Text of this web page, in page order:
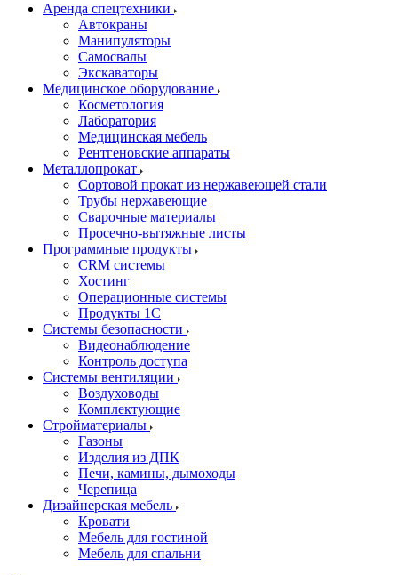
Аренда спецтехники
Автокраны
Манипуляторы
Самосвалы
Экскаваторы
Медицинское оборудование
Косметология
Лаборатория
Медицинская мебель
Рентгеновские аппараты
Металлопрокат
Сортовой прокат из нержавеющей стали
Трубы нержавеющие
Сварочные материалы
Просечно-вытяжные листы
Программные продукты
CRM системы
Хостинг
Операционные системы
Продукты 1С
Системы безопасности
Видеонаблюдение
Контроль доступа
Системы вентиляции
Воздуховоды
Комплектующие
Стройматериалы
Газоны
Изделия из ДПК
Печи, камины, дымоходы
Черепица
Дизайнерская мебель
Кровати
Мебель для гостиной
Мебель для спальни